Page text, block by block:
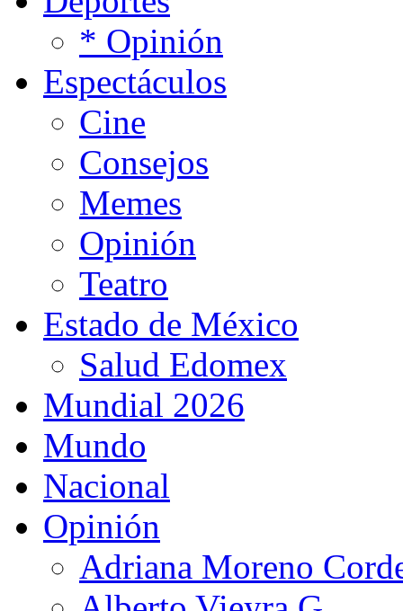
* Opinión
Espectáculos
Cine
Consejos
Memes
Opinión
Teatro
Estado de México
Salud Edomex
Mundial 2026
Mundo
Nacional
Opinión
Adriana Moreno